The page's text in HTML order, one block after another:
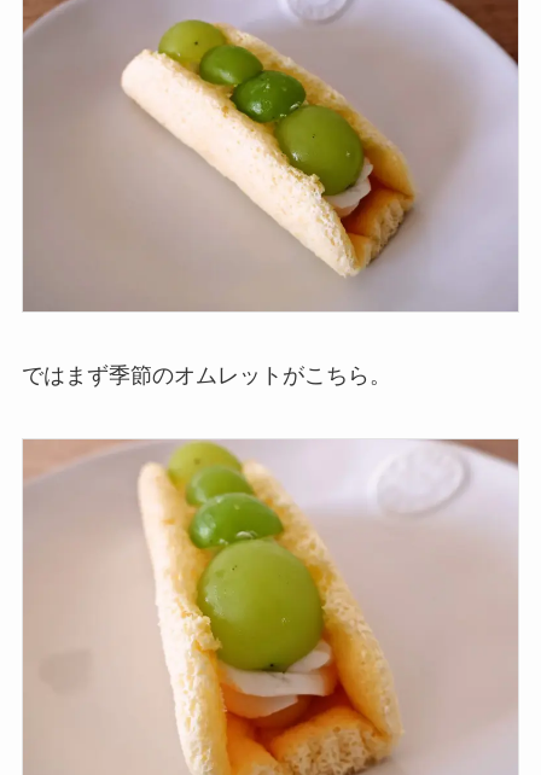
ではまず季節のオムレットがこちら。